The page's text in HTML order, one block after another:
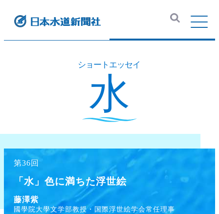
第36回
「水」色に満ちた浮世絵
藤澤紫
國學院大學文学部教授・国際浮世絵学会常任理事